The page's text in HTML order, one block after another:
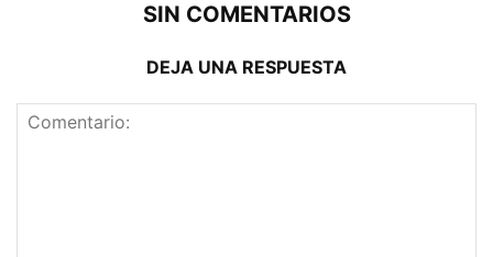
SIN COMENTARIOS
DEJA UNA RESPUESTA